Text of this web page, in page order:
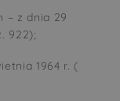
– z dnia 29
922);
1964 r. (